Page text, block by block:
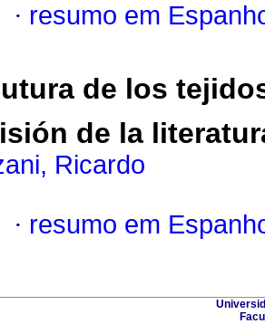
· resumo em
de los
de la
Ricardo
· resumo em